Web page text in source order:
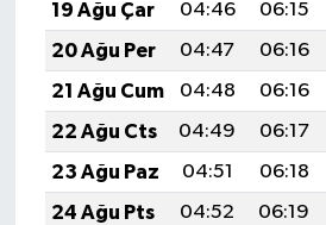
19 Ağu Çar
04:46 06:15
20 Ağu Per
04:47 06:16
21 Ağu Cum
04:48 06:16
22 Ağu Cts
04:49 06:17
23 Ağu Paz
04:51 06:18
24 Ağu Pts
04:52 06:19